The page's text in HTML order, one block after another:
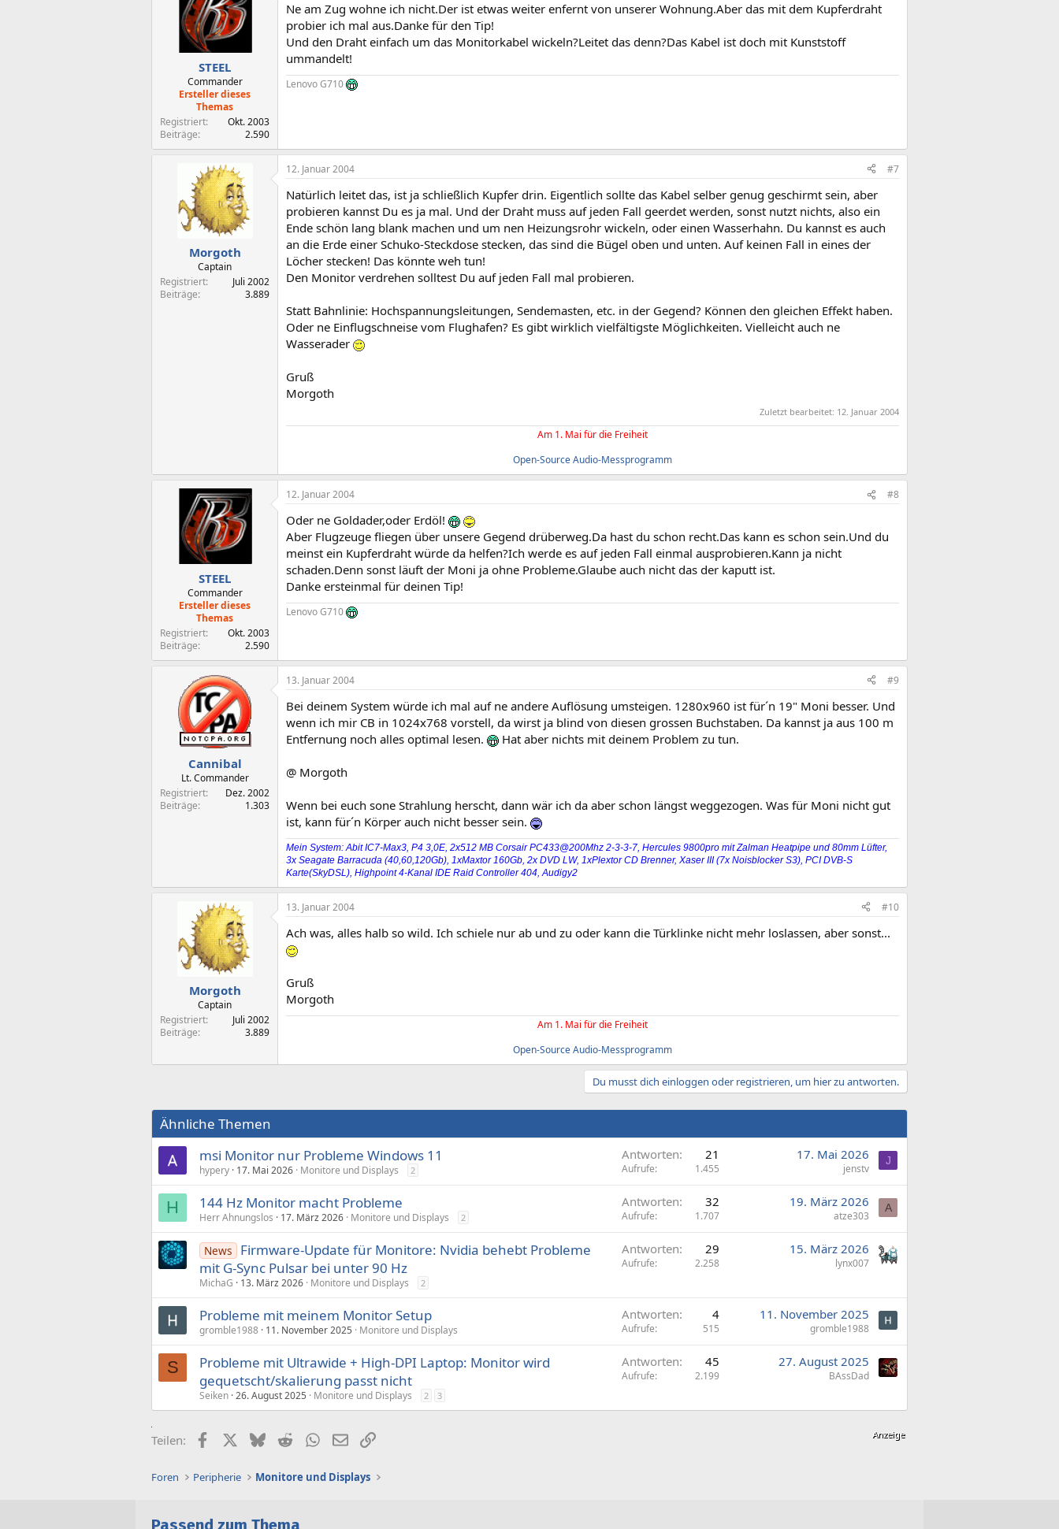
STEEL
Commander
Ersteller dieses
Themas
Registriert
Okt. 2003
Beiträge
2.590
Ne am Zug wohne ich nicht.Der ist etwas weiter enfernt von unserer Wohnung.Aber das mit dem Kupferdraht
probier ich mal aus.Danke für den Tip!
Und den Draht einfach um das Monitorkabel wickeln?Leitet das denn?Das Kabel ist doch mit Kunststoff
ummandelt!
Lenovo G710
Morgoth
Captain
Registriert
Juli 2002
Beiträge
3.889
12. Januar 2004 #7
Natürlich leitet das, ist ja schließlich Kupfer drin. Eigentlich sollte das Kabel selber genug geschirmt sein, aber
probieren kannst Du es ja mal. Und der Draht muss auf jeden Fall geerdet werden, sonst nutzt nichts, also ein
Ende schön lang blank machen und um nen Heizungsrohr wickeln, oder einen Wasserhahn. Du kannst es auch
an die Erde einer Schuko-Steckdose stecken, das sind die Bügel oben und unten. Auf keinen Fall in eines der
Löcher stecken! Das könnte weh tun!
Den Monitor verdrehen solltest Du auf jeden Fall mal probieren.
Statt Bahnlinie: Hochspannungsleitungen, Sendemasten, etc. in der Gegend? Können den gleichen Effekt haben.
Oder ne Einflugschneise vom Flughafen? Es gibt wirklich vielfältigste Möglichkeiten. Vielleicht auch ne
Wasserader
Gruß
Morgoth
Zuletzt bearbeitet: 12. Januar 2004
Am 1. Mai für die Freiheit
Open-Source Audio-Messprogramm
STEEL
Commander
Ersteller dieses
Themas
Registriert
Okt. 2003
Beiträge
2.590
12. Januar 2004 #8
Oder ne Goldader,oder Erdöl!
Aber Flugzeuge fliegen über unsere Gegend drüberweg.Da hast du schon recht.Das kann es schon sein.Und du
meinst ein Kupferdraht würde da helfen?Ich werde es auf jeden Fall einmal ausprobieren.Kann ja nicht
schaden.Denn sonst läuft der Moni ja ohne Probleme.Glaube auch nicht das der kaputt ist.
Danke ersteinmal für deinen Tip!
Lenovo G710
Cannibal
Lt. Commander
Registriert
Dez. 2002
Beiträge
1.303
13. Januar 2004 #9
Bei deinem System würde ich mal auf ne andere Auflösung umsteigen. 1280x960 ist für´n 19" Moni besser. Und
wenn ich mir CB in 1024x768 vorstell, da wirst ja blind von diesen grossen Buchstaben. Da kannst ja aus 100 m
Entfernung noch alles optimal lesen.
Hat aber nichts mit deinem Problem zu tun.
@ Morgoth
Wenn bei euch sone Strahlung herscht, dann wär ich da aber schon längst weggezogen. Was für Moni nicht gut
ist, kann für´n Körper auch nicht besser sein.
Mein System: Abit IC7-Max3, P4 3,0E, 2x512 MB Corsair PC433@200Mhz 2-3-3-7, Hercules 9800pro mit Zalman Heatpipe und 80mm Lüfter,
3x Seagate Barracuda (40,60,120Gb), 1xMaxtor 160Gb, 2x DVD LW, 1xPlextor CD Brenner, Xaser III (7x Noisblocker S3), PCI DVB-S
Karte(SkyDSL), Highpoint 4-Kanal IDE Raid Controller 404, Audigy2
Morgoth
Captain
Registriert
Juli 2002
Beiträge
3.889
13. Januar 2004 #10
Ach was, alles halb so wild. Ich schiele nur ab und zu oder kann die Türklinke nicht mehr loslassen, aber sonst...
Gruß
Morgoth
Am 1. Mai für die Freiheit
Open-Source Audio-Messprogramm
Du musst dich einloggen oder registrieren, um hier zu antworten.
Ähnliche Themen
msi Monitor nur Probleme Windows 11
hypery 17. Mai 2026 Monitore und Displays 2
Antworten 21
Aufrufe 1.455
17. Mai 2026
jenstv
J
H 144 Hz Monitor macht Probleme
Herr Ahnungslos 17. März 2026 Monitore und Displays 2
Antworten 32
Aufrufe 1.707
19. März 2026
atze303
A
News
Firmware-Update für Monitore: Nvidia behebt Probleme
mit G-Sync Pulsar bei unter 90 Hz
MichaG 13. März 2026 Monitore und Displays 2
Antworten 29
Aufrufe 2.258
15. März 2026
lynx007
Probleme mit meinem Monitor Setup
gromble1988 11. November 2025 Monitore und Displays
Antworten 4
Aufrufe 515
11. November 2025
gromble1988
S
Probleme mit Ultrawide + High-DPI Laptop: Monitor wird
gequetscht/skalierung passt nicht
Seiken 26. August 2025 Monitore und Displays 2 3
Antworten 45
Aufrufe 2.199
27. August 2025
BAssDad
Teilen: FacebookX (Twitter)
BlueskyRedditWhatsApp
E-MailLink
Foren Peripherie Monitore und Displays
Passend zum Thema